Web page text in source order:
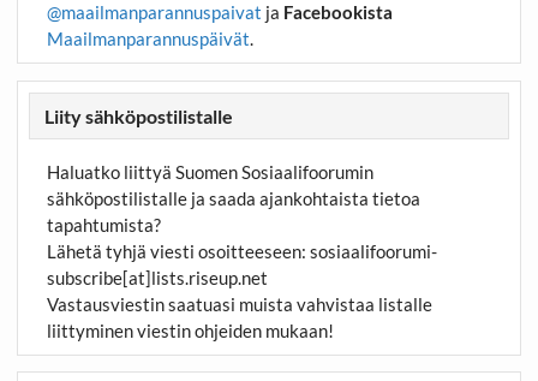
@maailmanparannuspaivat ja Facebookista
Maailmanparannuspäivät.
Liity sähköpostilistalle
Haluatko liittyä Suomen Sosiaalifoorumin
sähköpostilistalle ja saada ajankohtaista tietoa
tapahtumista?
Lähetä tyhjä viesti osoitteeseen: sosiaalifoorumi-
subscribe[at]lists.riseup.net
Vastausviestin saatuasi muista vahvistaa listalle
liittyminen viestin ohjeiden mukaan!